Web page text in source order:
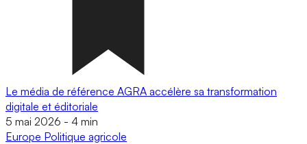
Le média de référence AGRA accélère sa transformation
digitale et éditoriale
5 mai 2026 - 4 min
Europe Politique agricole